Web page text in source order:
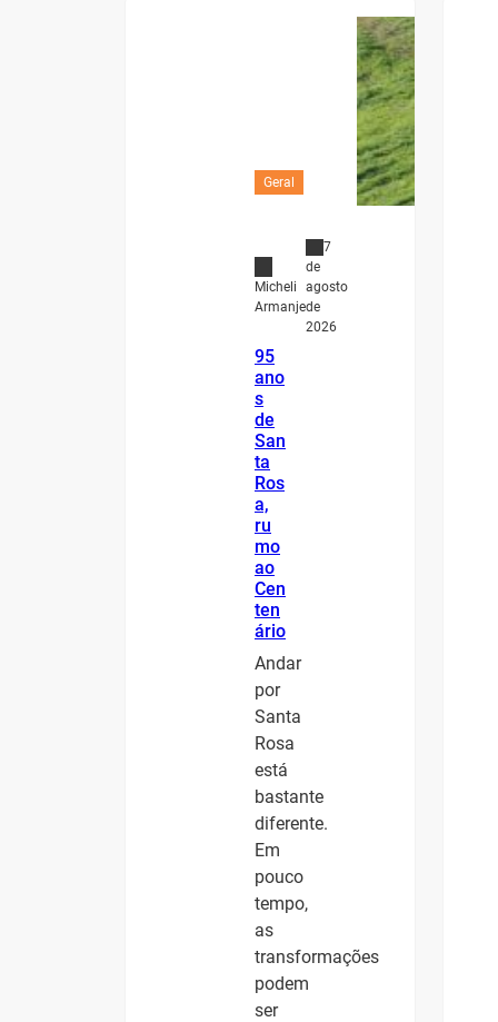
Geral
Micheli
Armanje
7
de
agosto
de
2026
95
ano
s
de
San
ta
Ros
a,
ru
mo
ao
Cen
ten
ário
Andar
por
Santa
Rosa
está
bastante
diferente.
Em
pouco
tempo,
as
transformações
podem
ser